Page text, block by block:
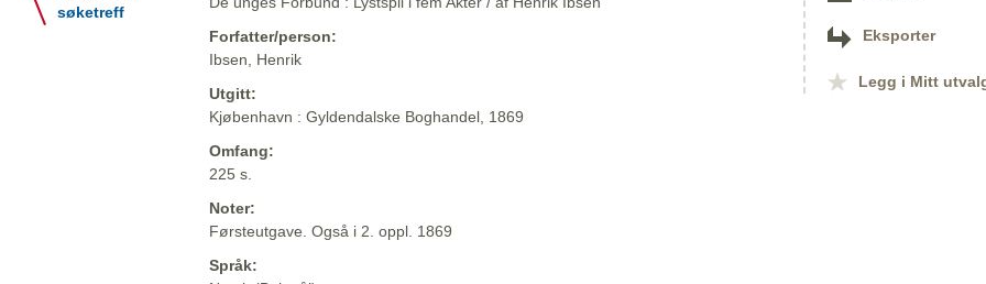
søketreff
Forfatter/person:
Ibsen, Henrik
Utgitt:
Kjøbenhavn : Gyldendalske Boghandel, 1869
Omfang:
225 s.
Noter:
Førsteutgave. Også i 2. oppl. 1869
Språk:
Eksporter
Legg i Mitt